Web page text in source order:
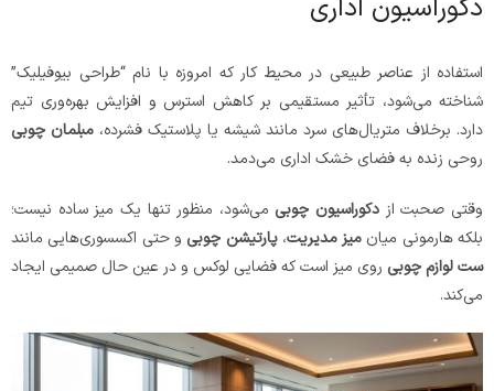
دکوراسیون اداری
استفاده از عناصر طبیعی در محیط کار که امروزه با نام “طراحی بیوفیلیک”
شناخته می‌شود، تأثیر مستقیمی بر کاهش استرس و افزایش بهره‌وری تیم
دارد. برخلاف متریال‌های سرد مانند شیشه یا پلاستیک فشرده، مبلمان چوبی
روحی زنده به فضای خشک اداری می‌دمد.
وقتی صحبت از دکوراسیون چوبی می‌شود، منظور تنها یک میز ساده نیست؛
بلکه هارمونی میان میز مدیریت،پارتیشن چوبی و حتی اکسسوری‌هایی مانند
ست لوازم چوبی روی میز است که فضایی لوکس و در عین حال صمیمی ایجاد
می‌کند.